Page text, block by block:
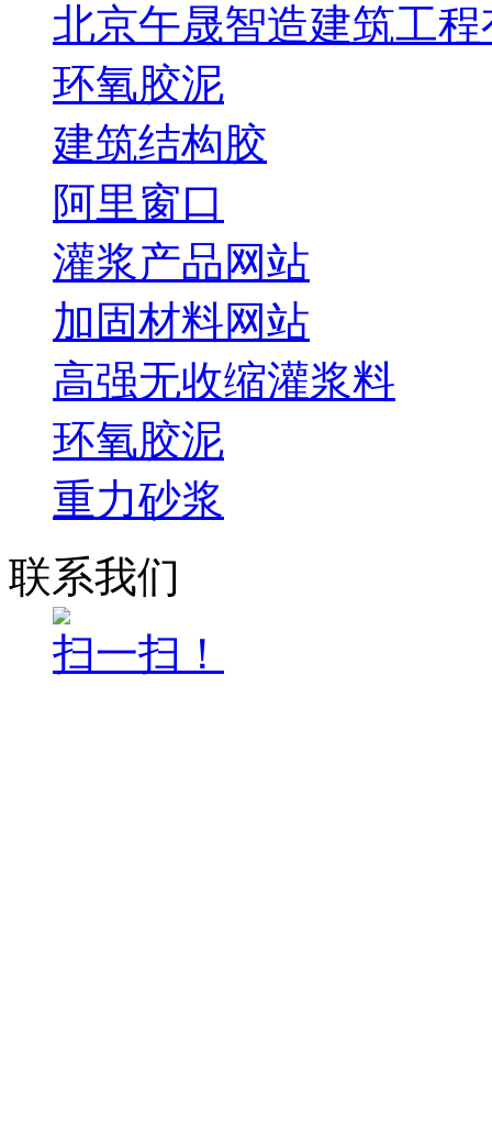
北京午晟智造建筑工
环氧胶泥
建筑结构胶
阿里窗口
灌浆产品网站
加固材料网站
高强无收缩灌浆料
环氧胶泥
重力砂浆
联系我们
扫一扫！